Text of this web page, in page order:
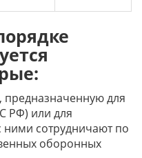
для
РФ) или для
ними сотрудничают по
оборонных